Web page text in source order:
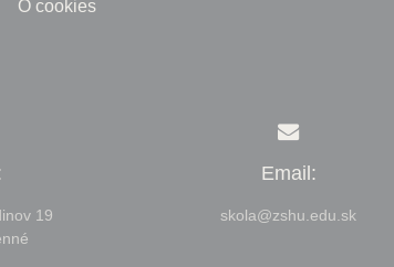
O cookies
19
Email:
skola@zshu.edu.sk